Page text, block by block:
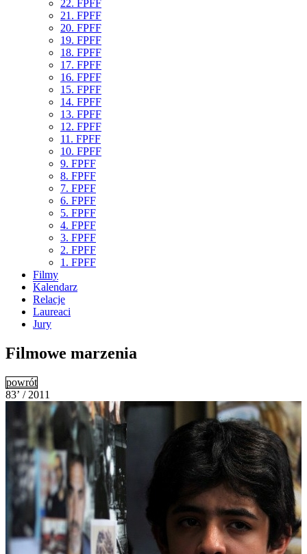
22. FPFF
21. FPFF
20. FPFF
19. FPFF
18. FPFF
17. FPFF
16. FPFF
15. FPFF
14. FPFF
13. FPFF
12. FPFF
11. FPFF
10. FPFF
9. FPFF
8. FPFF
7. FPFF
6. FPFF
5. FPFF
4. FPFF
3. FPFF
2. FPFF
1. FPFF
Filmy
Kalendarz
Relacje
Laureaci
Jury
Filmowe marzenia
powrót
83’ / 2011